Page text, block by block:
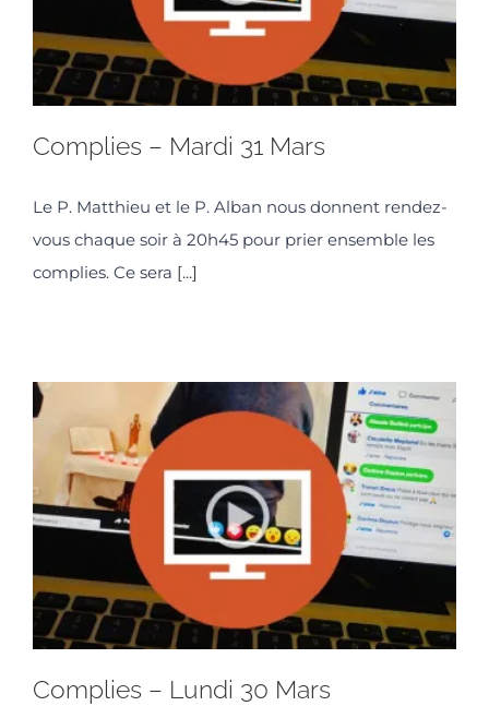
Complies – Mardi 31 Mars
Le P. Matthieu et le P. Alban nous donnent rendez-
vous chaque soir à 20h45 pour prier ensemble les
complies. Ce sera [...]
Complies – Lundi 30 Mars